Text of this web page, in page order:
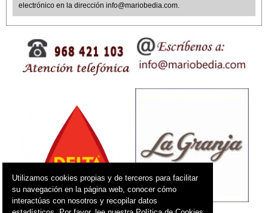
electrónico en la dirección info@mariobedia.com
Utilizamos cookies propias y de terceros para facilitar
su navegación en la página web, conocer cómo
interactúas con nosotros y recopilar datos